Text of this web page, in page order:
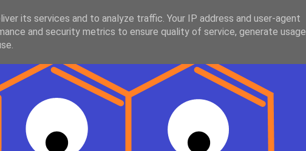
its services and to analyze traffic. Your IP address and user-agent
and security metrics to ensure quality of service, generate usage